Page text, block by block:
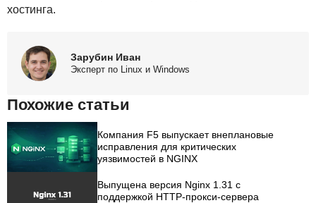
хостинга.
Зарубин Иван
Эксперт по Linux и Windows
Похожие статьи
Компания F5 выпускает внеплановые
исправления для критических
уязвимостей в NGINX
Выпущена версия Nginx 1.31 с
поддержкой HTTP-прокси-сервера